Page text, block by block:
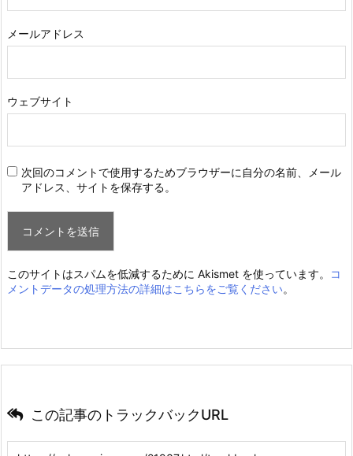
メールアドレス
ウェブサイト
次回のコメントで使用するためブラウザーに自分の名前、メール
アドレス、サイトを保存する。
このサイトはスパムを低減するために Akismet を使っています。
コ
メントデータの処理方法の詳細はこちらをご覧ください。
この記事のトラックバックURL